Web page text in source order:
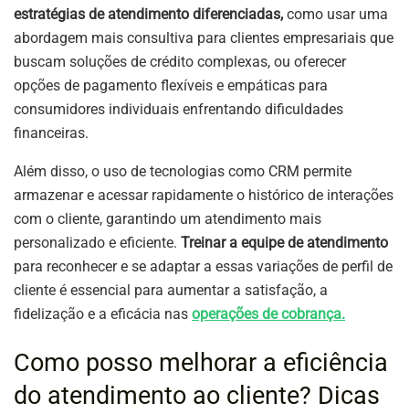
estratégias de atendimento diferenciadas, como usar uma
abordagem mais consultiva para clientes empresariais que
buscam soluções de crédito complexas, ou oferecer
opções de pagamento flexíveis e empáticas para
consumidores individuais enfrentando dificuldades
financeiras.
Além disso, o uso de tecnologias como CRM permite
armazenar e acessar rapidamente o histórico de interações
com o cliente, garantindo um atendimento mais
personalizado e eficiente. Treinar a equipe de atendimento
para reconhecer e se adaptar a essas variações de perfil de
cliente é essencial para aumentar a satisfação, a
fidelização e a eficácia nas operações de cobrança.
Como posso melhorar a eficiência
do atendimento ao cliente? Dicas